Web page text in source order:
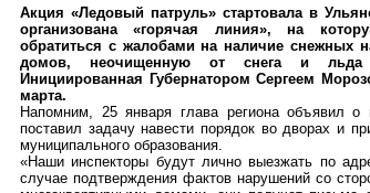
Акция «Ледовый патруль» стартовала в
организована «горячая линия», на
обратиться с жалобами на наличие снежных
домов, неочищенную от снега и льда
Инициированная Губернатором Сергеем
марта.
Напомним, 25 января глава региона объявил о
поставил задачу навести порядок во дворах и
муниципального образования.
«Наши инспекторы будут лично выезжать по
случае подтверждения фактов нарушений со